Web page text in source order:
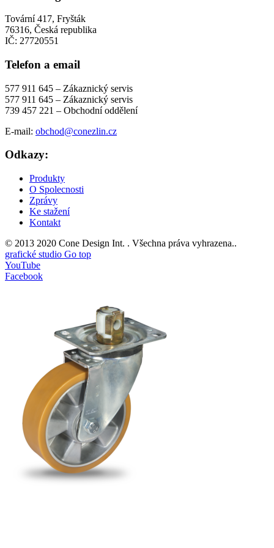
Tovární 417, Fryšták
76316, Česká republika
IČ: 27720551
Telefon a email
577 911 645 – Zákaznický servis
577 911 645 – Zákaznický servis
739 457 221 – Obchodní oddělení
E-mail: obchod@conezlin.cz
Odkazy:
Produkty
O Spolecnosti
Zprávy
Ke stažení
Kontakt
© 2013 2020 Cone Design Int. . Všechna práva vyhrazena..
grafické studio Go top
YouTube
Facebook